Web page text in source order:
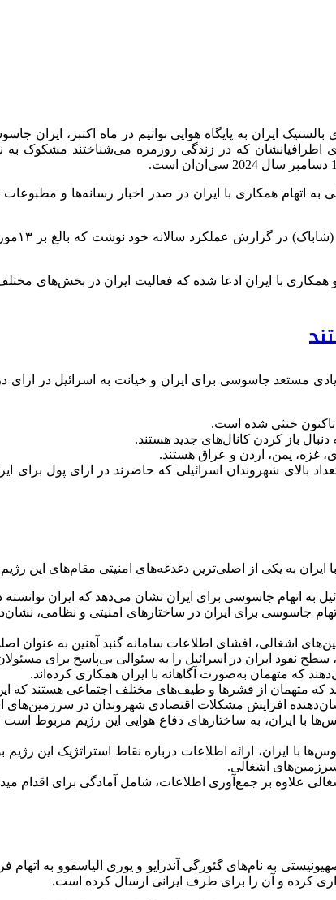
ایران به پایگاه هوایی نواتیم در ماه اکتبر، ایران
اطرافیانشان که در زندگی روزمره می‌شناختند مشکوک به
اتهام همکاری با ایران در صدر اخبار رسانه‌ها و
درصدی متهمان به جاسوسی و همکاری با ایران ادعا شده که فعالیت ایران
مستعد جاسوسی برای ایران و خیانت به اسرائیل در ازای
باز کردن کانال‌های جدید هستند.
غزه، یمن، اردن و عراق هستند.
بالای شهروندان اسرائیلی که حاضرند در ازای پول برای
ایران به یکی از اصلی‌ترین دغدغه‌های امنیتی مقام‌های این
به اتهام جاسوسی برای ایران نشان می‌دهد که ایران
جاسوسی برای ایران در ساختارهای امنیتی و نظامی،
اشغالی، افشای اطلاعات سامانه گنبد آهنین به عنوان
سطح نفوذ ایران در اسرائیل را به سئوالی بی‌پاسخ برای
که متهمان به‌صورت آگاهانه با ایران همکاری کرده‌اند.
که متهمان از قشرها و طیف‌های مختلف اجتماعی هستند که
افزایش مشکلات اقتصادی شهروندان در
ایران، به ساختارهای دفاع هوایی این رژیم مربوط است
ایران، ارائه اطلاعات درباره نقاط استراتژیک این رژیم
اشغالی.
علاوه بر جمع‌آوری اطلاعات، شامل آمادگی برای اقدام
به نام‌های گئورگی آندرایو و یوری الیاسفوو به
کرده و آن را برای طرف ایرانی ارسال کرده است.